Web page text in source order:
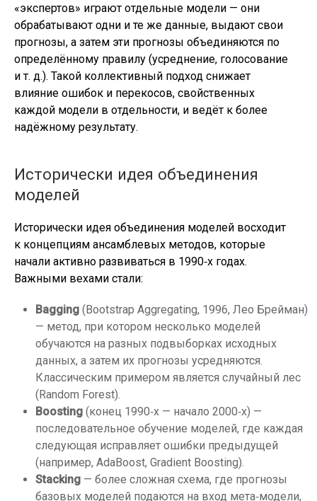
«экспертов» играют отдельные модели — они
обрабатывают одни и те же данные, выдают свои
прогнозы, а затем эти прогнозы объединяются по
определённому правилу (усреднение, голосование
и т. д.). Такой коллективный подход снижает
влияние ошибок и перекосов, свойственных
каждой модели в отдельности, и ведёт к более
надёжному результату.
Исторически идея объединения
моделей
Исторически идея объединения моделей восходит
к концепциям ансамблевых методов, которые
начали активно развиваться в 1990‑х годах.
Важными вехами стали:
Bagging (Bootstrap Aggregating, 1996, Лео Брейман)
— метод, при котором несколько моделей
обучаются на разных подвыборках исходных
данных, а затем их прогнозы усредняются.
Классическим примером является случайный лес
(Random Forest).
Boosting (конец 1990‑х — начало 2000‑х) —
последовательное обучение моделей, где каждая
следующая исправляет ошибки предыдущей
(например, AdaBoost, Gradient Boosting).
Stacking — более сложная схема, где прогнозы
базовых моделей подаются на вход мета‑модели,